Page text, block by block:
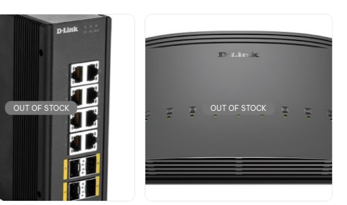
OUT OF STOCK OUT OF STOCK